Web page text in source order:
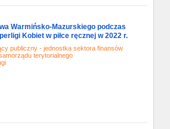
Warmińsko-Mazurskiego podczas
Kobiet w piłce ręcznej w 2022 r.
publiczny - jednostka sektora finansów
terytorialnego